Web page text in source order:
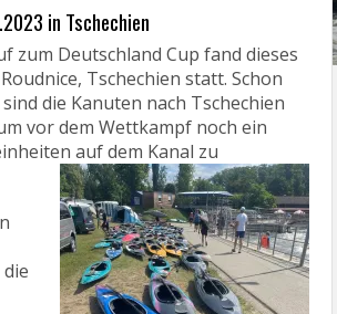
in Tschechien
zum Deutschland Cup fand dieses
Tschechien statt. Schon
die Kanuten nach Tschechien
vor dem Wettkampf noch ein
auf dem Kanal zu